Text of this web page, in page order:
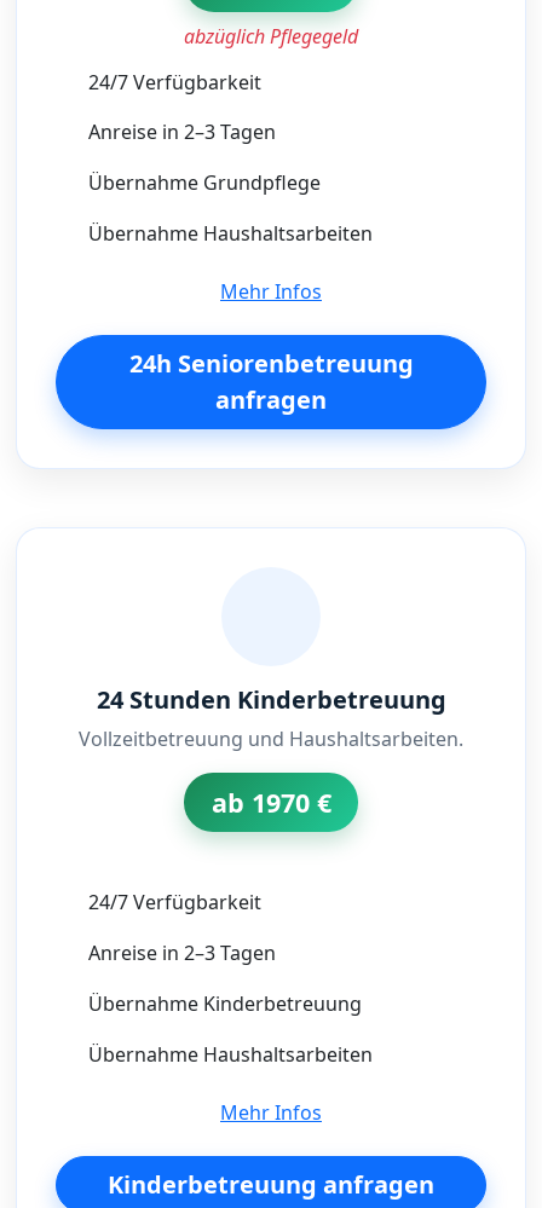
abzüglich Pflegegeld
24/7 Verfügbarkeit
Anreise in 2–3 Tagen
Übernahme Grundpflege
Übernahme Haushaltsarbeiten
Mehr Infos
24h Seniorenbetreuung
anfragen
24 Stunden Kinderbetreuung
Vollzeitbetreuung und Haushaltsarbeiten.
ab 1970 €
24/7 Verfügbarkeit
Anreise in 2–3 Tagen
Übernahme Kinderbetreuung
Übernahme Haushaltsarbeiten
Mehr Infos
Kinderbetreuung anfragen